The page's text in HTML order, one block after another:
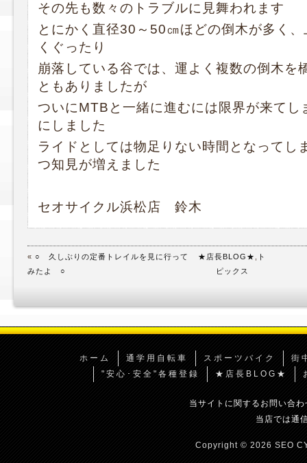
その先も数々のトラブルに見舞われます
とにかく直径30～50㎝ほどの倒木が多く
くぐったり
崩落している谷では、運よく複数の倒木を
ともありましたが
ついにMTBと一緒に進むには限界が来てし
にしました
ライドとしては物足りない時間となってし
つ知見が増えました
セオサイクル浜松店 鈴木
« ○ 久しぶりの定番トレイルを見に行って
みたよ ○
★店長BLOG★
ト
ピックス
ホーム 通学用自転車 スポーツバイク
街
"安心･安全"各種登録
★店長BLOG★
当サイトに関するお問い合
当店では通
Copyright © 2026 SEO